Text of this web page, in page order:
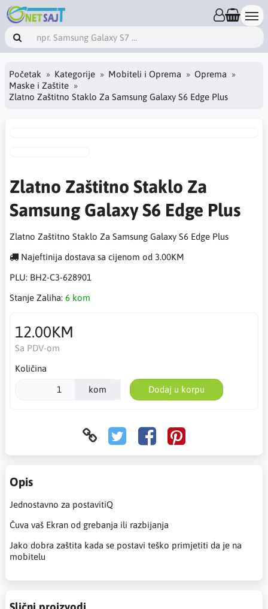
Početak Kategorije Mobiteli i Oprema
Oprema
Maske i Zaštite
Zlatno Zaštitno Staklo Za Samsung Galaxy S6 Edge Plus
Zlatno Zaštitno Staklo Za
Samsung Galaxy S6 Edge Plus
Zlatno Zaštitno Staklo Za Samsung Galaxy S6 Edge Plus
Najeftinija dostava sa cijenom od 3.00KM
PLU: BH2-C3-628901
Stanje Zaliha: 6 kom
12.00KM
Sa PDV-om
Količina
kom Dodaj u korpu
Opis
Jednostavno za postavitiQ
Čuva vaš Ekran od grebanja ili razbijanja
Jako dobra zaštita kada se postavi teško primjetiti da je na
mobitelu